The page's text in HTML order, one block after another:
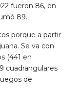
fueron 86, en
89.
porque a partir
Se va con
(441 en
cuadrangulares
de